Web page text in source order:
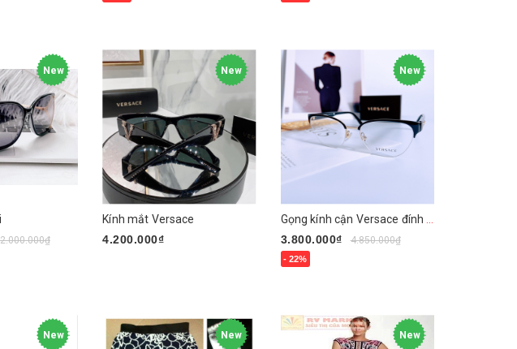
New New
Kính mắt Versace
4.200.000₫
New
3.800.000₫
4.850.000₫
- 22%
New New New